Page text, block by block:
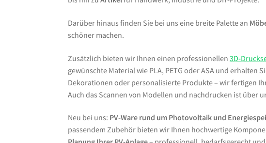
Darüber hinaus finden Sie bei uns eine breite Palette an
schöner machen.
Zusätzlich bieten wir Ihnen einen professionellen3D-
gewünschte Material wie PLA, PETG oder ASA und
Dekorationen oder personalisierte Produkte – wir fertigen
Auch das Scannen von Modellen und nachdrucken ist über
Neu bei uns: PV-Ware rund um Photovoltaik und
passendem Zubehör bieten wir Ihnen hochwertige